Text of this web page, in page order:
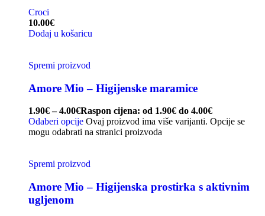
Croci
10.00€
Dodaj u košaricu
Spremi proizvod
Amore Mio – Higijenske maramice
1.90€ – 4.00€Raspon cijena: od 1.90€ do 4.00€
Odaberi opcije Ovaj proizvod ima više varijanti. Opcije se
mogu odabrati na stranici proizvoda
Spremi proizvod
Amore Mio – Higijenska prostirka s aktivnim
ugljenom